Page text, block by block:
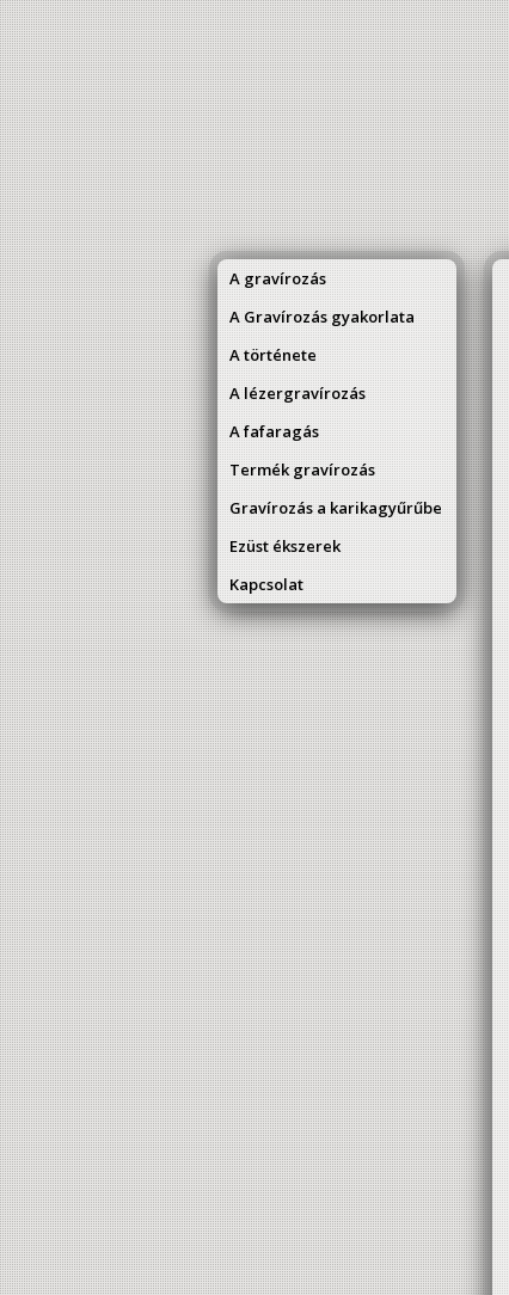
A gravírozás
A Gravírozás gyakorlata
A története
A lézergravírozás
A fafaragás
Termék gravírozás
Gravírozás a karikagyűrűbe
Ezüst ékszerek
Kapcsolat